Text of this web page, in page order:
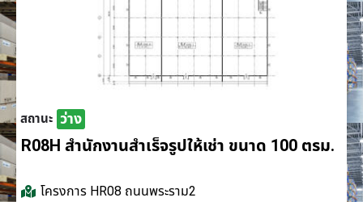
สถานะ ว่าง
R08H สำนักงานสำเร็จรูปให้เช่า ขนาด 100 ตรม.
โครงการ HR08 ถนนพระราม2